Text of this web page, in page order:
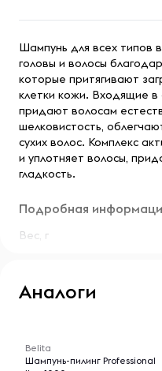
Шампунь для всех типов
головы и волосы
которые притягивают
клетки кожи. Входящие
придают волосам
шелковистость,
сухих волос. Комплекс
и уплотняет волосы,
гладкость.
Подробная
Вес, г
Аналоги
Belita
Шампунь-пилинг Professional